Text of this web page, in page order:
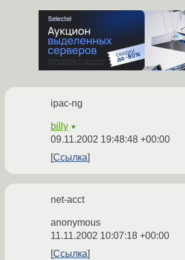
ipac-ng
billy ★
09.11.2002 19:48:48 +00:00
Ссылка
net-acct
anonymous
11.11.2002 10:07:18 +00:00
Ссылка